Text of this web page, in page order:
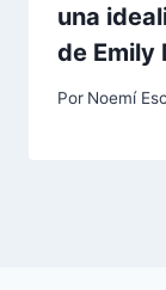
una
de Emily
Por Noemí